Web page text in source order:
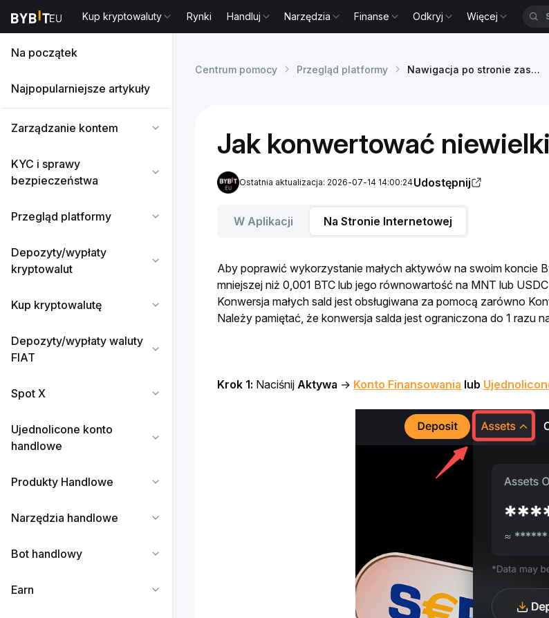
Kup kryptowaluty Rynki Handluj Narzędzia Finanse Odkryj Więcej
Na początek
Najpopularniejsze artykuły
Zarządzanie kontem
KYC i sprawy
bezpieczeństwa
Przegląd platformy
Depozyty/wypłaty
kryptowalut
Kup kryptowalutę
Depozyty/wypłaty waluty
FIAT
Spot X
Ujednolicone konto
handlowe
Produkty Handlowe
Narzędzia handlowe
Bot handlowy
Earn
Centrum pomocy Przegląd platformy Nawigacja po stronie zasobów
Jak konwertować
Ostatnia aktualizacja: 2026-07-14 14:00:24Udostępnij
W Aplikacji Na Stronie Internetowej
Aby poprawić wykorzystanie małych aktywów na swoim
mniejszej niż 0,001 BTC lub jego równowartość na MNT lub
Konwersja małych sald jest obsługiwana za pomocą zarówno
Należy pamiętać, że konwersja salda jest ograniczona do 1 razu
Krok 1: Naciśnij Aktywa → Konto Finansowania lub